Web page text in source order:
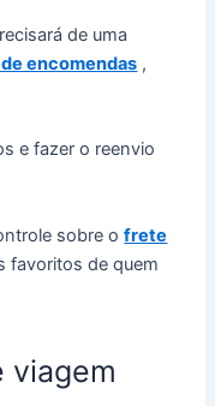
de uma
encomendas ,
e fazer o reenvio
sobre ofrete
favoritos de quem
viagem